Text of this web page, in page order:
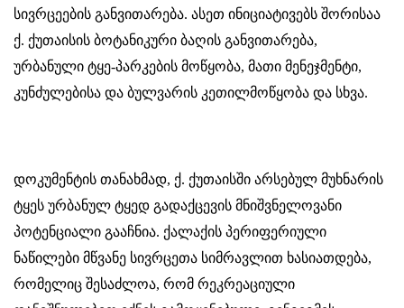
სივრცეების განვითარება. ასეთ ინიციატივებს შორისაა
ქ. ქუთაისის ბოტანიკური ბაღის განვითარება,
ურბანული ტყე-პარკების მოწყობა, მათი მენეჯმენტი,
კუნძულებისა და ბულვარის კეთილმოწყობა და სხვა.
დოკუმენტის თანახმად, ქ. ქუთაისში არსებულ მუხნარის
ტყეს ურბანულ ტყედ გადაქცევის მნიშვნელოვანი
პოტენციალი გააჩნია. ქალაქის პერიფერიული
ნაწილები მწვანე სივრცეთა სიმრავლით ხასიათდება,
რომელიც შესაძლოა, რომ რეკრეაციული